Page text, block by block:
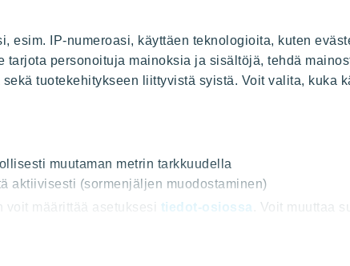
esim. IP-numeroasi, käyttäen teknologioita, kuten
personoituja mainoksia ja sisältöjä, tehdä
tuotekehitykseen liittyvistä syistä. Voit valita, kuka
muutaman metrin tarkkuudella
aktiivisesti (sormenjäljen muodostaminen)
voit määrittää asetuksesi tiedot-osiossa . Voit muuttaa
Myytävät asunnot
Vuokrattavat toimitilat
Toimitilarakentaminen
Teollisuusrakentaminen